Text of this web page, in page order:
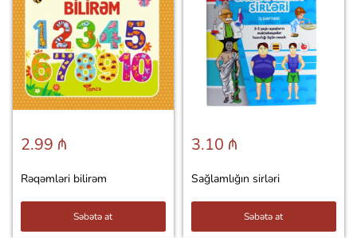
2.99 ₼
Rəqəmləri bilirəm
Səbətə at
3.10 ₼
Sağlamlığın sirləri
Səbətə at